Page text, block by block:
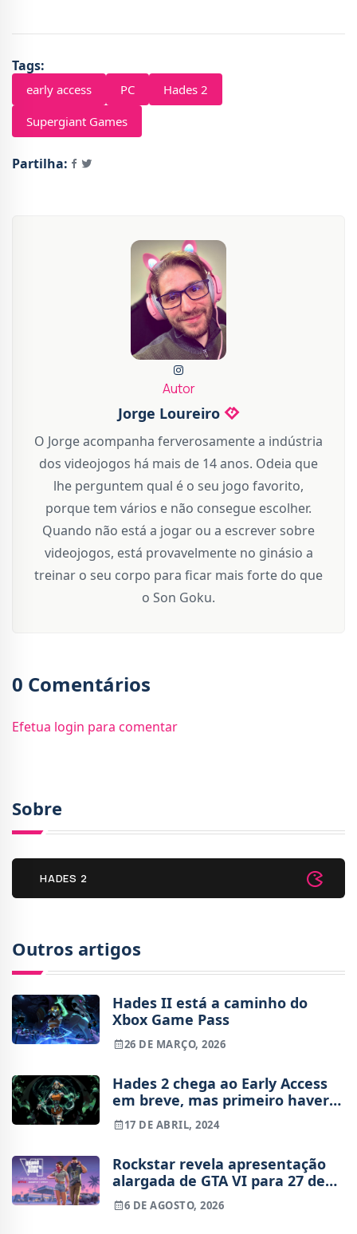
Tags:
early access PC
Hades 2
Supergiant Games
Partilha:
Autor
Jorge Loureiro
O Jorge acompanha ferverosamente a indústria
dos videojogos há mais de 14 anos. Odeia que
lhe perguntem qual é o seu jogo favorito,
porque tem vários e não consegue escolher.
Quando não está a jogar ou a escrever sobre
videojogos, está provavelmente no ginásio a
treinar o seu corpo para ficar mais forte do que
o Son Goku.
0 Comentários
Efetua login para comentar
Sobre
HADES 2
Outros artigos
Hades II está a caminho do
Xbox Game Pass
26 DE MARÇO, 2026
Hades 2 chega ao Early Access
em breve, mas primeiro haverá
um teste técnico
17 DE ABRIL, 2024
Rockstar revela apresentação
alargada de GTA VI para 27 de
agosto
6 DE AGOSTO, 2026